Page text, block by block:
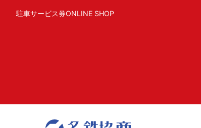
駐車サービス券ONLINE SHOP